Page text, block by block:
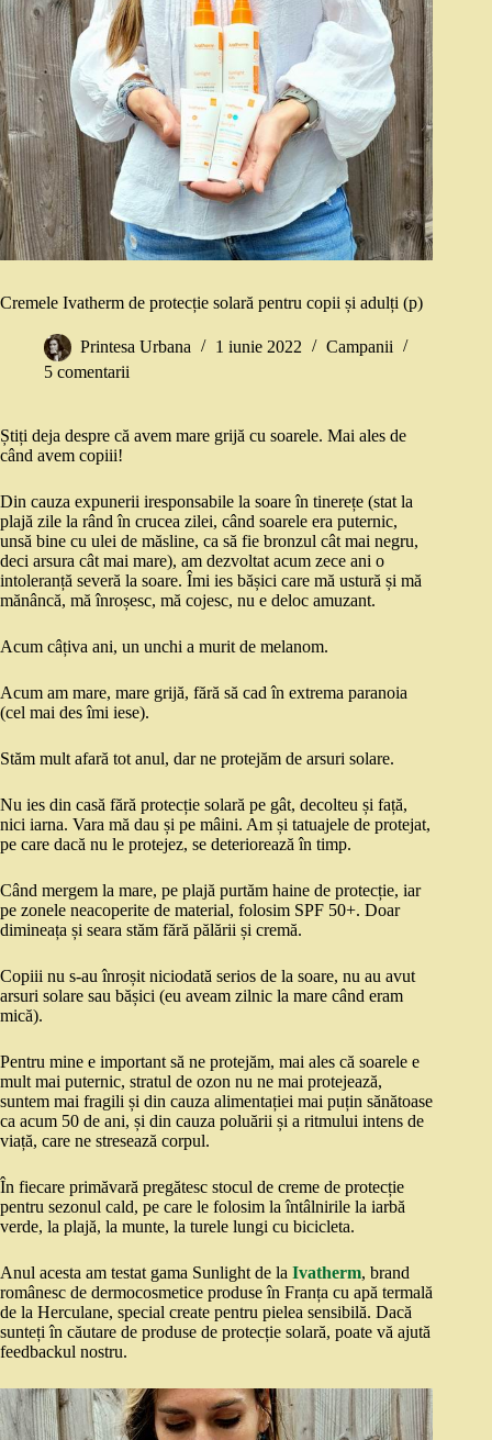
Cremele Ivatherm de protecție solară pentru copii și adulți (p)
Printesa Urbana 1 iunie 2022
Campanii
5 comentarii
Știți deja despre că avem mare grijă cu soarele. Mai ales de
când avem copiii!
Din cauza expunerii iresponsabile la soare în tinerețe (stat la
plajă zile la rând în crucea zilei, când soarele era puternic,
unsă bine cu ulei de măsline, ca să fie bronzul cât mai negru,
deci arsura cât mai mare), am dezvoltat acum zece ani o
intoleranță severă la soare. Îmi ies bășici care mă ustură și mă
mănâncă, mă înroșesc, mă cojesc, nu e deloc amuzant.
Acum câțiva ani, un unchi a murit de melanom.
Acum am mare, mare grijă, fără să cad în extrema paranoia
(cel mai des îmi iese).
Stăm mult afară tot anul, dar ne protejăm de arsuri solare.
Nu ies din casă fără protecție solară pe gât, decolteu și față,
nici iarna. Vara mă dau și pe mâini. Am și tatuajele de protejat,
pe care dacă nu le protejez, se deteriorează în timp.
Când mergem la mare, pe plajă purtăm haine de protecție, iar
pe zonele neacoperite de material, folosim SPF 50+. Doar
dimineața și seara stăm fără pălării și cremă.
Copiii nu s-au înroșit niciodată serios de la soare, nu au avut
arsuri solare sau bășici (eu aveam zilnic la mare când eram
mică).
Pentru mine e important să ne protejăm, mai ales că soarele e
mult mai puternic, stratul de ozon nu ne mai protejează,
suntem mai fragili și din cauza alimentației mai puțin sănătoase
ca acum 50 de ani, și din cauza poluării și a ritmului intens de
viață, care ne stresează corpul.
În fiecare primăvară pregătesc stocul de creme de protecție
pentru sezonul cald, pe care le folosim la întâlnirile la iarbă
verde, la plajă, la munte, la turele lungi cu bicicleta.
Anul acesta am testat gama Sunlight de la Ivatherm, brand
românesc de dermocosmetice produse în Franța cu apă termală
de la Herculane, special create pentru pielea sensibilă. Dacă
sunteți în căutare de produse de protecție solară, poate vă ajută
feedbackul nostru.